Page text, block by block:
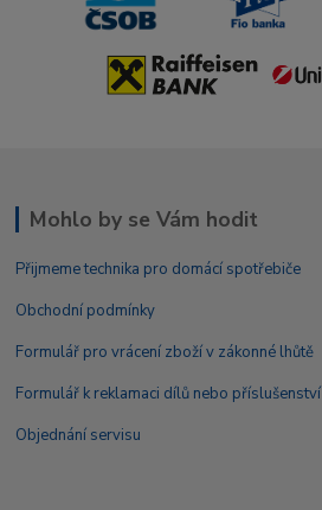
Mohlo by se Vám hodit
Přijmeme technika pro domácí spotřebiče
Obchodní podmínky
Formulář pro vrácení zboží v zákonné lhůtě
Formulář k reklamaci dílů nebo příslušenství
Objednání servisu